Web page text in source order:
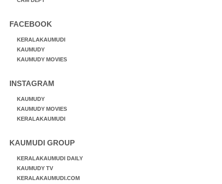
FACEBOOK
KERALAKAUMUDI
KAUMUDY
KAUMUDY MOVIES
INSTAGRAM
KAUMUDY
KAUMUDY MOVIES
KERALAKAUMUDI
KAUMUDI GROUP
KERALAKAUMUDI DAILY
KAUMUDY TV
KERALAKAUMUDI.COM